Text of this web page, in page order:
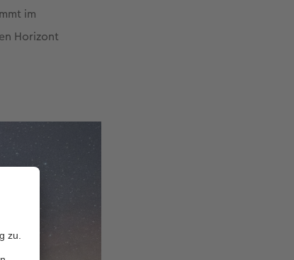
im
Horizont